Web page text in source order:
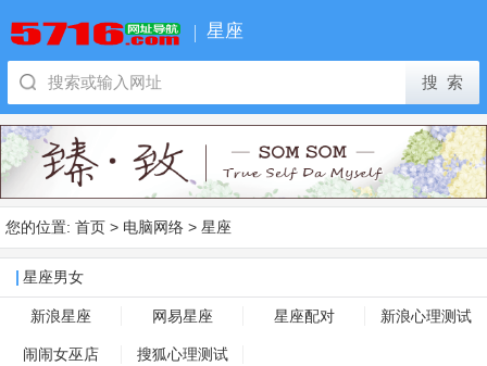
星座
您的位置: 首页 > 电脑网络 > 星座
星座男女
新浪星座 网易星座 星座配对 新浪心理测试
闹闹女巫店 搜狐心理测试